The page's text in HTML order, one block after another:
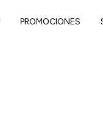
PROMOCIONES